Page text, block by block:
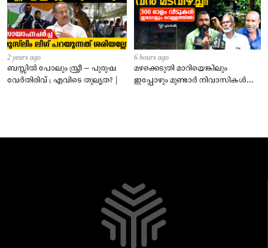
2 years ago
ബസ്സിൽ പോലും സ്ത്രീ – പുരുഷ
വേർതിരിവ് ; എവിടെ തുല്യത? |
6 hours ago
മഴക്കെടുതി മാറിയെങ്കിലും
ഇപ്പോഴും മുണ്ടാർ നിവാസികൾ